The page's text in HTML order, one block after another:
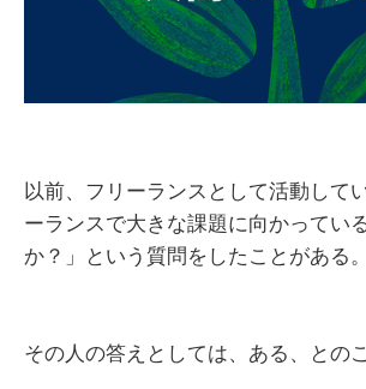
以前、フリーランスとして活動して
ーランスで大きな課題に向かってい
か？」という質問をしたことがある。
その人の答えとしては、ある、との